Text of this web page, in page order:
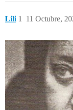
Lili 11 Octubre,
1